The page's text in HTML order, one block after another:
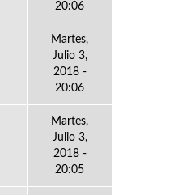
20:06
Martes,
Julio 3,
2018 -
20:06
Martes,
Julio 3,
2018 -
20:05